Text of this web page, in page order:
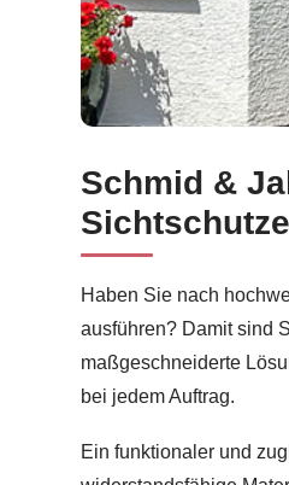
Balkonsanierung in
Schmid &
Haben Sie nach
ausführen? Damit sind
maßgeschneiderte
bei jedem Auftrag.
Ein funktionaler und